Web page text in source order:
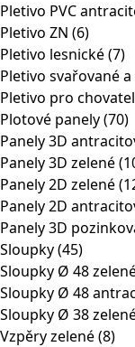
Pletivo PVC
Pletivo ZN (6)
Pletivo lesnické(7)
Pletivo svařované
Pletivo pro
Plotové panely(70)
Panely 3D
Panely 3D zelené
Panely 2D zelené
Panely 2D
Panely 3D
Sloupky(45)
Sloupky Ø 48
Sloupky Ø 48
Sloupky Ø 38
Vzpěry zelené(8)